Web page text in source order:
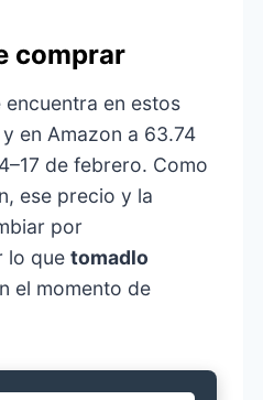
comprar
encuentra en estos
en Amazon a 63.74
de febrero. Como
ese precio y la
por
lo quetomadlo
el momento de